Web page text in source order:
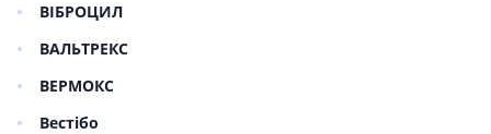
ВІБРОЦИЛ
ВАЛЬТРЕКС
ВЕРМОКС
Вестібо